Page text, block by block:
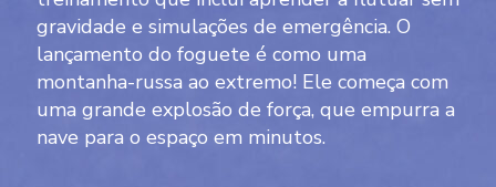
gravidade e simulações de emergência. O
lançamento do foguete é como uma
montanha-russa ao extremo! Ele começa com
uma grande explosão de força, que empurra a
nave para o espaço em minutos.